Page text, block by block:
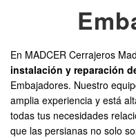
En MADCER Cerrajeros
instalación y reparación
Embajadores. Nuestro
amplia experiencia y está
todas tus necesidades
que las persianas no solo